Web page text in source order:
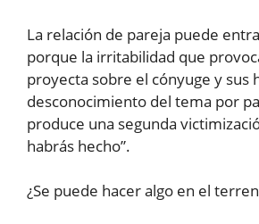
La relación de pareja puede
porque la irritabilidad que
proyecta sobre el cónyuge y sus
desconocimiento del tema por
produce una segunda
habrás hecho”.
¿Se puede hacer algo en el